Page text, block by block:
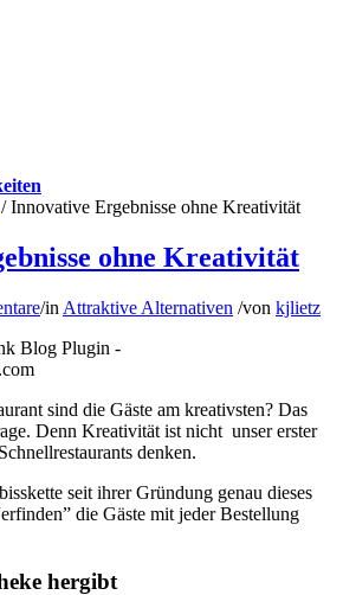
/ Innovative Ergebnisse ohne Kreativität
ohne Kreativität
/in Attraktive Alternativen /von kjlietz
sind die Gäste am kreativsten? Das
Denn Kreativität ist nicht unser erster
denken.
seit ihrer Gründung genau dieses
die Gäste mit jeder Bestellung
hergibt